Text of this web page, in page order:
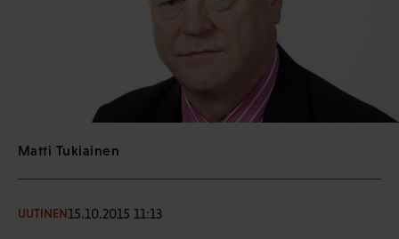
Matti Tukiainen
UUTINEN15.10.2015 11:13